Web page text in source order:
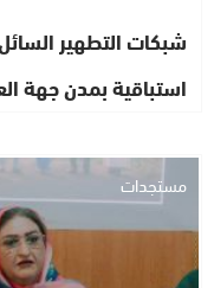
شبكات التطهير
استباقية بمدن جهة
مستجدات